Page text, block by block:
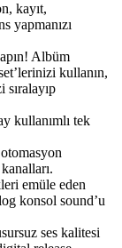
kayıt,
yapmanızı
Albüm
kullanın,
sıralayıp
kullanımlı tek
otomasyon
emüle eden
konsol sound’u
ses kalitesi